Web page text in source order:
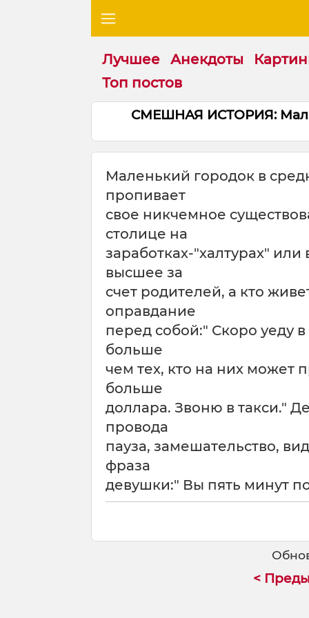
Лучшее Анекдоты
Топ постов
СМЕШНАЯ ИСТОРИЯ:
Маленький городок в
пропивает
свое никчемное
столице на
заработках-"халтурах" или
высшее за
счет родителей, а кто
оправдание
перед собой:" Скоро уеду в
больше
чем тех, кто на них может
больше
доллара. Звоню в такси."
провода
пауза, замешательство,
фраза
девушки:" Вы пять минут
<